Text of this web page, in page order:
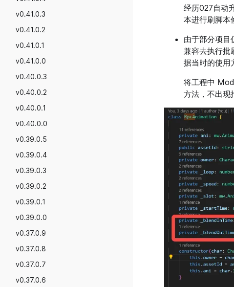
v0.41.0.3
v0.41.0.2
v0.41.0.1
v0.41.0.0
v0.40.0.3
v0.40.0.2
v0.40.0.1
v0.40.0.0
v0.39.0.5
v0.39.0.4
v0.39.0.3
v0.39.0.2
v0.39.0.1
v0.39.0.0
v0.37.0.9
v0.37.0.8
v0.37.0.7
v0.37.0.6
经历027自动
本进行刷脚本
由于部分项目
兼容去执行批
据当时的使用
将工程中
方法，不出现